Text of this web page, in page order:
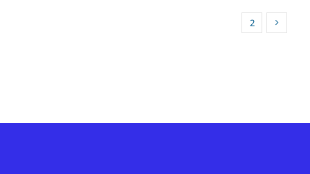
2